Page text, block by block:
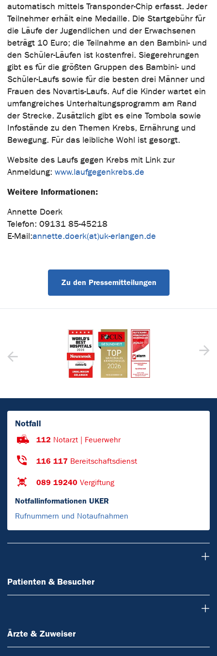
automatisch mittels Transponder-Chip erfasst. Jeder
Teilnehmer erhält eine Medaille. Die Startgebühr für
die Läufe der Jugendlichen und der Erwachsenen
beträgt 10 Euro; die Teilnahme an den Bambini- und
den Schüler-Läufen ist kostenfrei. Siegerehrungen
gibt es für die größten Gruppen des Bambini- und
Schüler-Laufs sowie für die besten drei Männer und
Frauen des Novartis-Laufs. Auf die Kinder wartet ein
umfangreiches Unterhaltungsprogramm am Rand
der Strecke. Zusätzlich gibt es eine Tombola sowie
Infostände zu den Themen Krebs, Ernährung und
Bewegung. Für das leibliche Wohl ist gesorgt.
Website des Laufs gegen Krebs mit Link zur
Anmeldung: www.laufgegenkrebs.de
Weitere Informationen:
Annette Doerk
Telefon: 09131 85-45218
E-Mail:annette.doerk(at)uk-erlangen.de
Zu den Pressemitteilungen
Notfall
112 Notarzt | Feuerwehr
116 117 Bereitschaftsdienst
089 19240 Vergiftung
Notfallinformationen UKER
Rufnummern und Notaufnahmen
Patienten & Besucher
Ärzte & Zuweiser